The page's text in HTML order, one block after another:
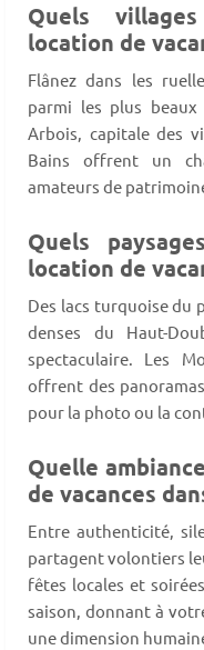
Quels
location de
Flânez dans les
parmi les plus beaux
Arbois, capitale des
Bains offrent un
amateurs de
Quels
location de
Des lacs turquoise du
denses du Haut-
spectaculaire. Les
offrent des
pour la photo ou la
Quelle
de vacances
Entre authenticité,
partagent volontiers
fêtes locales et
saison, donnant à
une dimension